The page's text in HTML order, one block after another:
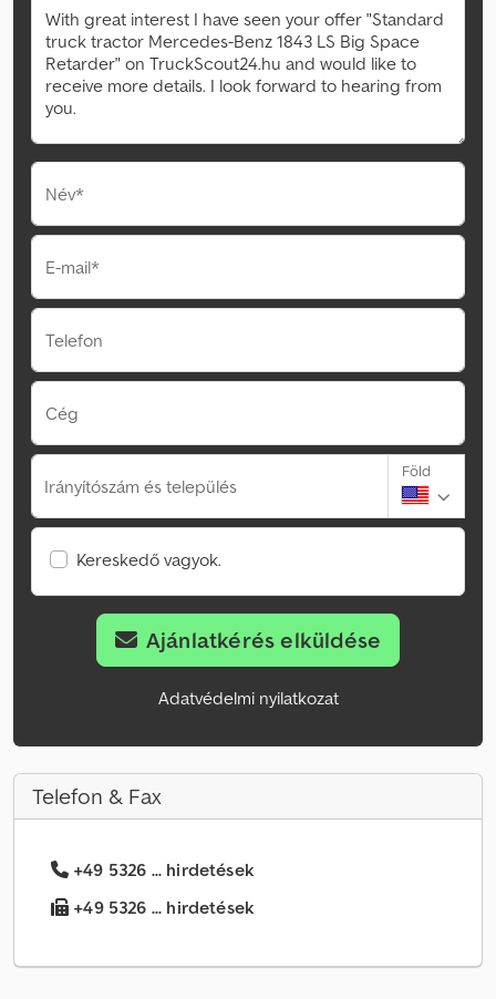
Név*
E-mail*
Telefon
Cég
Irányítószám és település
Föld
Kereskedő vagyok.
Ajánlatkérés elküldése
Adatvédelmi nyilatkozat
Telefon & Fax
+49 5326 ... hirdetések
+49 5326 ... hirdetések